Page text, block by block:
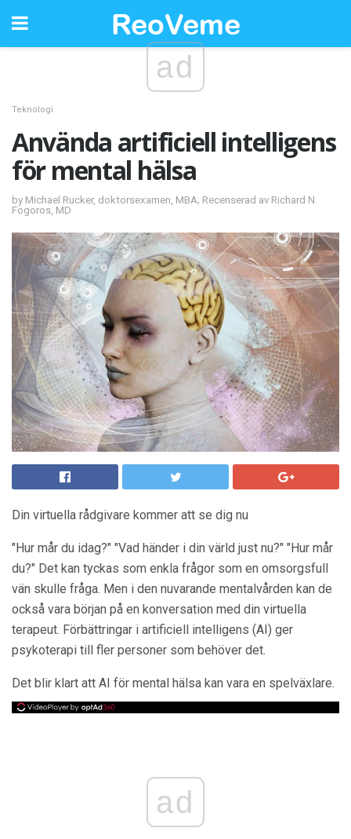
ad
Teknologi
Använda artificiell intelligens
för mental hälsa
by Michael Rucker, doktorsexamen, MBA; Recenserad av Richard N.
Fogoros, MD
Din virtuella rådgivare kommer att se dig nu
"Hur mår du idag?" "Vad händer i din värld just nu?" "Hur mår
du?" Det kan tyckas som enkla frågor som en omsorgsfull
vän skulle fråga. Men i den nuvarande mentalvården kan de
också vara början på en konversation med din virtuella
terapeut. Förbättringar i artificiell intelligens (AI) ger
psykoterapi till fler personer som behöver det.
Det blir klart att AI för mental hälsa kan vara en spelväxlare.
ad